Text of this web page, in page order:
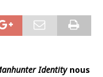
Identitynous